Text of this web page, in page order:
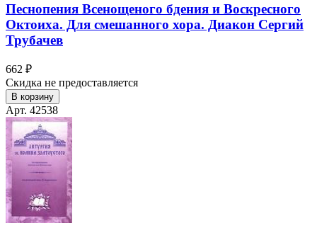
Песнопения Всенощеного бдения и Воскресного
Октоиха. Для смешанного хора. Диакон Сергий
Трубачев
662 ₽
Скидка не предоставляется
В корзину
Арт. 42538